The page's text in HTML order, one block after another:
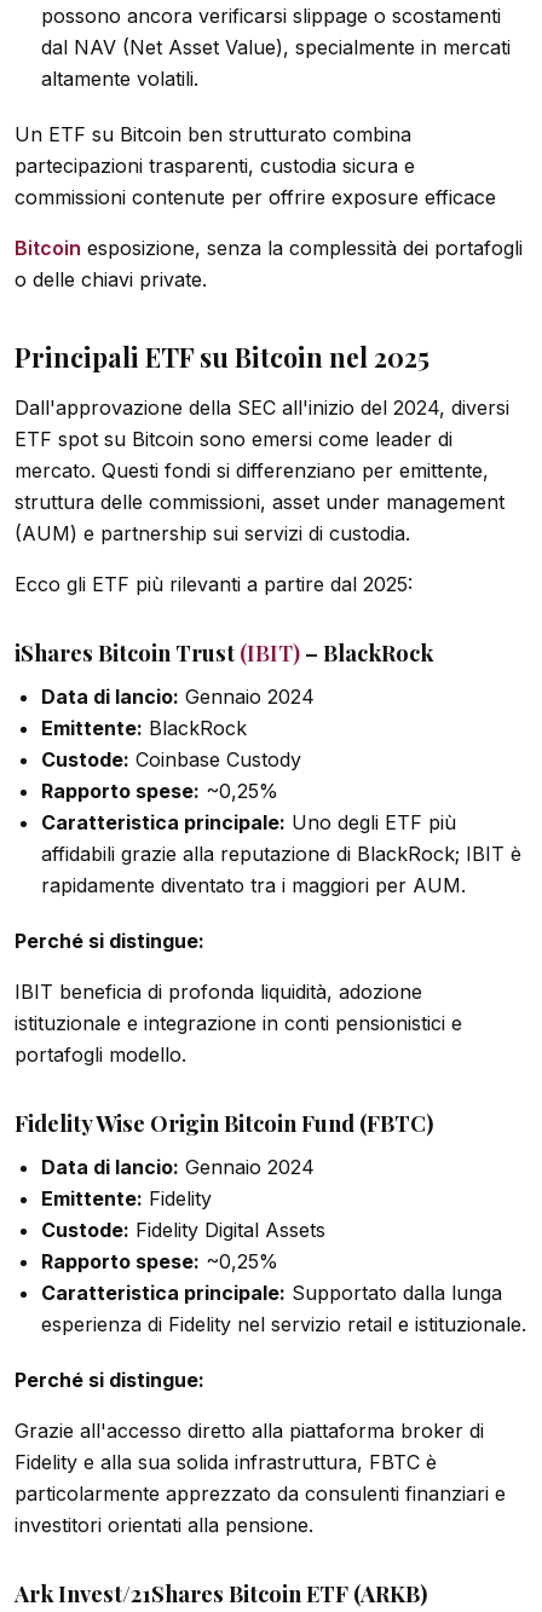
possono ancora verificarsi slippage o scostamenti
dal NAV (Net Asset Value), specialmente in mercati
altamente volatili.
Un ETF su Bitcoin ben strutturato combina
partecipazioni trasparenti, custodia sicura e
commissioni contenute per offrire exposure efficace
Bitcoin esposizione, senza la complessità dei portafogli
o delle chiavi private.
Principali ETF su Bitcoin nel 2025
Dall'approvazione della SEC all'inizio del 2024, diversi
ETF spot su Bitcoin sono emersi come leader di
mercato. Questi fondi si differenziano per emittente,
struttura delle commissioni, asset under management
(AUM) e partnership sui servizi di custodia.
Ecco gli ETF più rilevanti a partire dal 2025:
iShares Bitcoin Trust (IBIT) – BlackRock
Data di lancio: Gennaio 2024
Emittente: BlackRock
Custode: Coinbase Custody
Rapporto spese: ~0,25%
Caratteristica principale: Uno degli ETF più
affidabili grazie alla reputazione di BlackRock; IBIT è
rapidamente diventato tra i maggiori per AUM.
Perché si distingue:
IBIT beneficia di profonda liquidità, adozione
istituzionale e integrazione in conti pensionistici e
portafogli modello.
Fidelity Wise Origin Bitcoin Fund (FBTC)
Data di lancio: Gennaio 2024
Emittente: Fidelity
Custode: Fidelity Digital Assets
Rapporto spese: ~0,25%
Caratteristica principale: Supportato dalla lunga
esperienza di Fidelity nel servizio retail e istituzionale.
Perché si distingue:
Grazie all'accesso diretto alla piattaforma broker di
Fidelity e alla sua solida infrastruttura, FBTC è
particolarmente apprezzato da consulenti finanziari e
investitori orientati alla pensione.
Ark Invest/21Shares Bitcoin ETF (ARKB)